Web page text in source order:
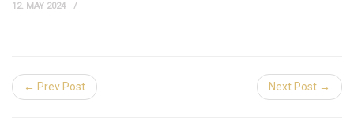
12. MAY 2024
← Prev Post Next Post →